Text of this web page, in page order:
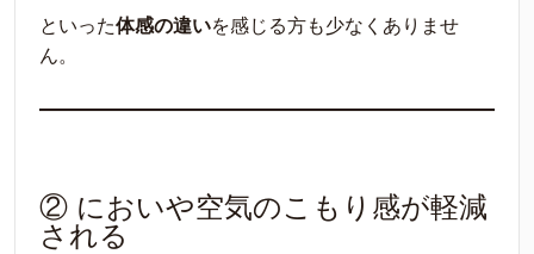
といった体感の違いを感じる方も少なくありませ
ん。
② においや空気のこもり感が軽減
される